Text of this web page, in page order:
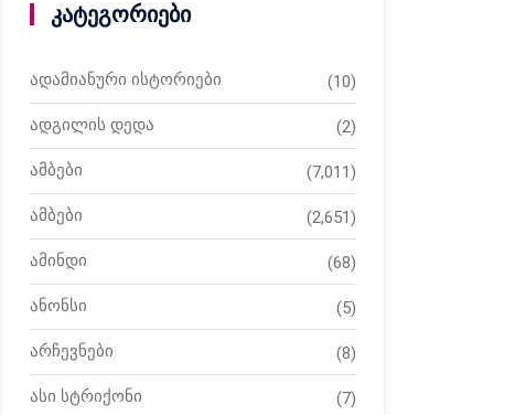
კატეგორიები
ადამიანური ისტორიები (10)
ადგილის დედა (2)
ამბები (7,011)
ამბები (2,651)
ამინდი (68)
ანონსი (5)
არჩევნები (8)
ასი სტრიქონი (7)